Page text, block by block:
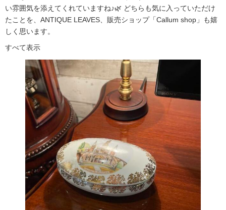
い雰囲気を添えてくれていますね♪🌿 どちらも気に入っていただけ
たことを、ANTIQUE LEAVES、販売ショップ「Callum shop」も嬉
しく思います。
すべて表示